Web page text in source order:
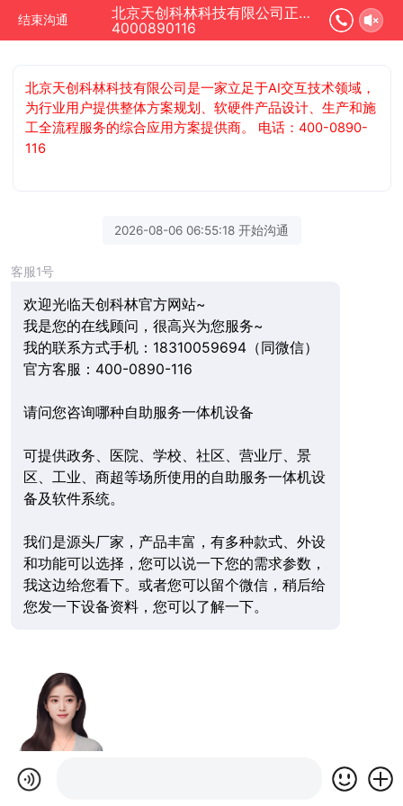
结束沟通
北京天创科林科技有限公司正在为您服务
4000890116
北京天创科林科技有限公司是一家立足于AI交互技术领域，
为行业用户提供整体方案规划、软硬件产品设计、生产和施
工全流程服务的综合应用方案提供商。 电话：400-0890-
116
2026-08-06 06:55:18 开始沟通
客服1号
欢迎光临天创科林官方网站~
我是您的在线顾问，很高兴为您服务~
我的联系方式手机：18310059694（同微信）
官方客服：400-0890-116
请问您咨询哪种自助服务一体机设备
可提供政务、医院、学校、社区、营业厅、景
区、工业、商超等场所使用的自助服务一体机设
备及软件系统。
我们是源头厂家，产品丰富，有多种款式、外设
和功能可以选择，您可以说一下您的需求参数，
我这边给您看下。或者您可以留个微信，稍后给
您发一下设备资料，您可以了解一下。